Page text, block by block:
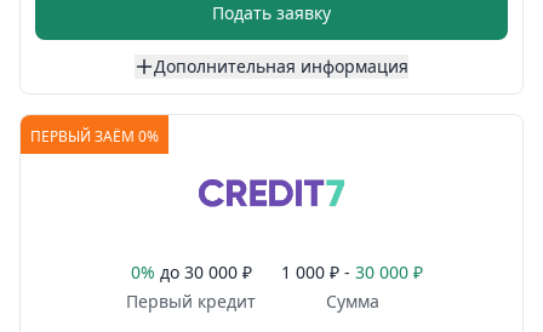
Подать заявку
Дополнительная информация
ПЕРВЫЙ ЗАЁМ 0%
0% до 30 000 ₽
Первый кредит
1 000 ₽ - 30 000 ₽
Сумма